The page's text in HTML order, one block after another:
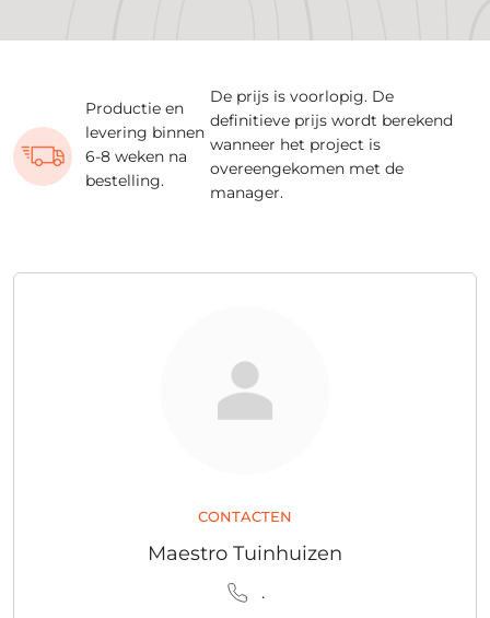
Productie en
levering binnen
6-8 weken na
bestelling.
De prijs is voorlopig. De
definitieve prijs wordt berekend
wanneer het project is
overeengekomen met de
manager.
CONTACTEN
Maestro Tuinhuizen
.